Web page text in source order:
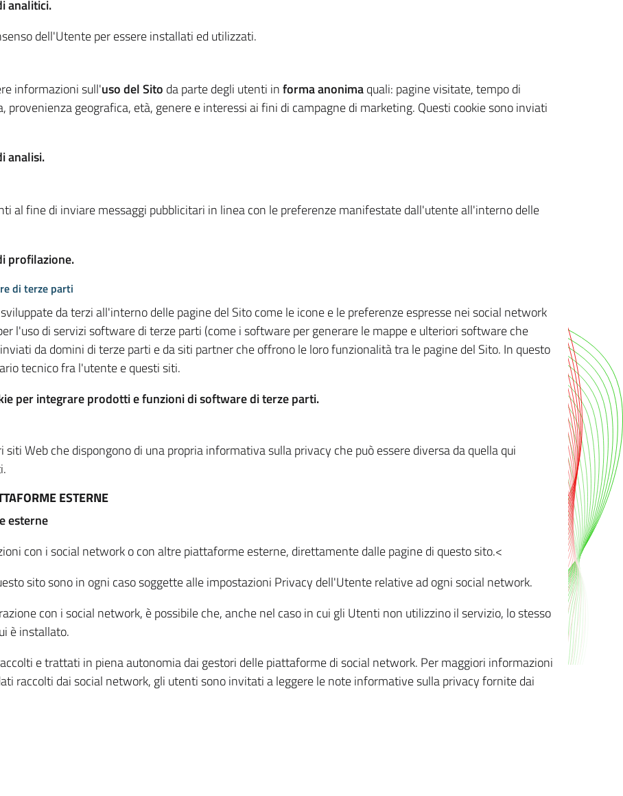
analitici.
dell'Utente per essere installati ed utilizzati.
informazioni sull'uso del Sito da parte degli utenti informa anonimaquali: pagine visitate, tempo di
geografica, età, genere e interessi ai fini di campagne di marketing. Questi cookie sono inviati
analisi.
al fine di inviare messaggi pubblicitari in linea con le preferenze manifestate dall'utente all'interno delle
profilazione.
di terze parti
da terzi all'interno delle pagine del Sito come le icone e le preferenze espresse nei social network
l'uso di servizi software di terze parti (come i software per generare le mappe e ulteriori software che
da domini di terze parti e da siti partner che offrono le loro funzionalità tra le pagine del Sito. In questo
tecnico fra l'utente e questi siti.
per integrare prodotti e funzioni di software di terze parti.
Web che dispongono di una propria informativa sulla privacy che può essere diversa da quella qui
ESTERNE
esterne
con i social network o con altre piattaforme esterne, direttamente dalle pagine di questo sito.<
sito sono in ogni caso soggette alle impostazioni Privacy dell'Utente relative ad ogni social network.
con i social network, è possibile che, anche nel caso in cui gli Utenti non utilizzino il servizio, lo stesso
è installato.
e trattati in piena autonomia dai gestori delle piattaforme di social network. Per maggiori informazioni
raccolti dai social network, gli utenti sono invitati a leggere le note informative sulla privacy fornite dai